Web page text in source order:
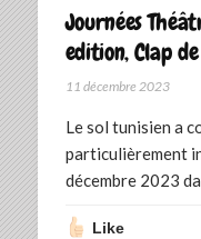
Journées
edition, Clap
11 décembre 2023
Le sol tunisien a
particulièrement
décembre 2023
Like